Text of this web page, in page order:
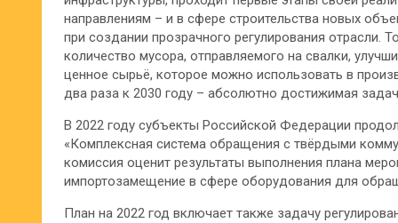
направлениям – и в сфере строительства новых
при создании прозрачного регулирования отрасли.
количество мусора, отправляемого на свалки,
ценное сырьё, которое можно использовать в
два раза к 2030 году – абсолютно достижимая
В 2022 году субъекты Российской Федерации
«Комплексная система обращения с твёрдыми
комиссия оценит результаты выполнения плана
импортозамещение в сфере оборудования для
План на 2022 год включает также задачу